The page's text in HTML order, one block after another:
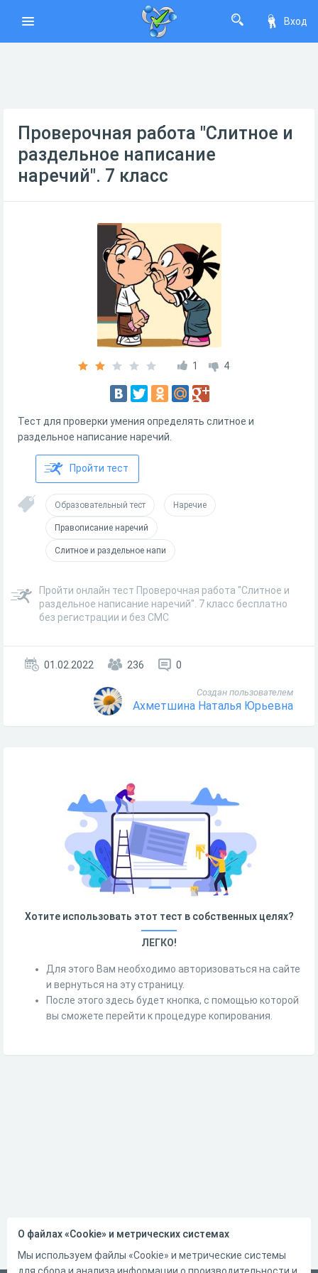
Вход
Проверочная работа "Слитное и
раздельное написание
наречий". 7 класс
1 4
Тест для проверки умения определять слитное и
раздельное написание наречий.
Пройти тест
Образовательный тест Наречие
Правописание наречий
Слитное и раздельное напи
Пройти онлайн тест Проверочная работа "Слитное и
раздельное написание наречий". 7 класс бесплатно
без регистрации и без СМС
01.02.2022 236 0
Создан пользователем
Ахметшина Наталья Юрьевна
Хотите использовать этот тест в собственных целях?
ЛЕГКО!
Для этого Вам необходимо авторизоваться на сайте
и вернуться на эту страницу.
После этого здесь будет кнопка, с помощью которой
вы сможете перейти к процедуре копирования.
О файлах «Cookie» и метрических системах
Мы используем файлы «Cookie» и метрические системы